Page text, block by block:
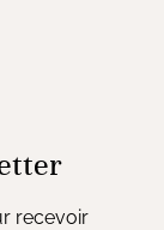
recevoir